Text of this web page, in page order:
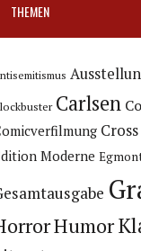
THEMEN
Carlsen
Moderne
Humor